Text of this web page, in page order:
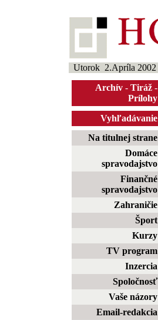
Utorok 2.Apríla 2002
Archív - Tiráž -
Prílohy
Vyhľadávanie
Na titulnej strane
Domáce
spravodajstvo
Finančné
spravodajstvo
Zahraničie
Šport
Kurzy
TV program
Inzercia
Spoločnosť
Vaše názory
Email-redakcia